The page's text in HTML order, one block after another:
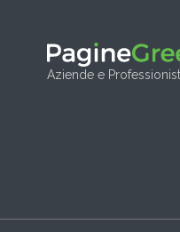
Aziende e